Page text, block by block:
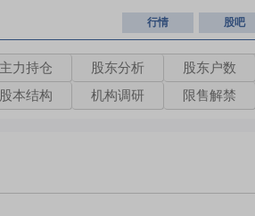
行情 股吧
主力持仓 股东分析 股东户数
股本结构 机构调研 限售解禁